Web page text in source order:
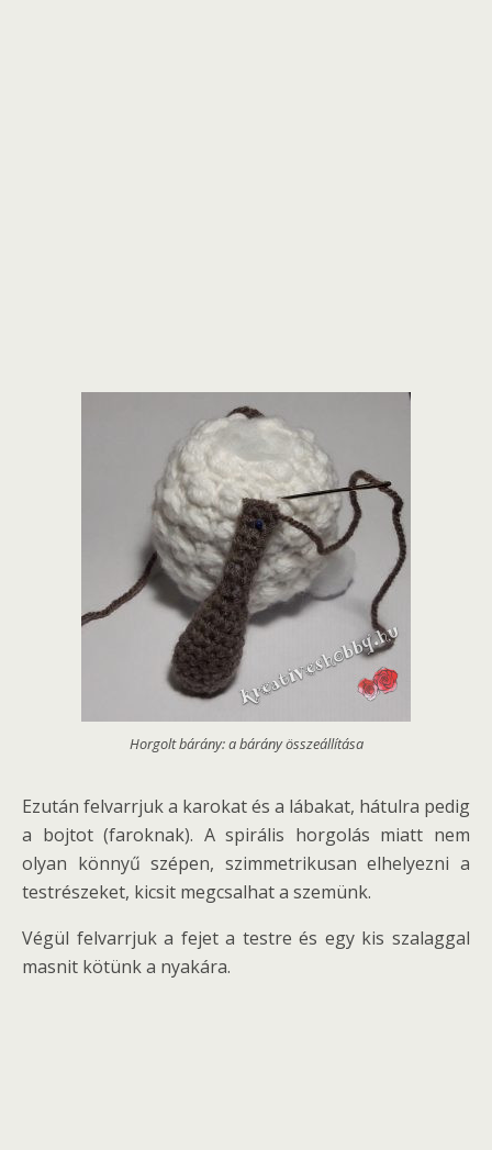
Horgolt bárány: a bárány összeállítása
Ezután felvarrjuk a karokat és a lábakat, hátulra pedig
a bojtot (faroknak). A spirális horgolás miatt nem
olyan könnyű szépen, szimmetrikusan elhelyezni a
testrészeket, kicsit megcsalhat a szemünk.
Végül felvarrjuk a fejet a testre és egy kis szalaggal
masnit kötünk a nyakára.